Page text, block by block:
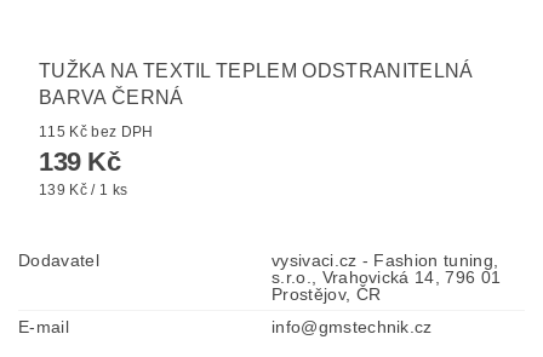
TUŽKA NA TEXTIL TEPLEM ODSTRANITELNÁ
BARVA ČERNÁ
115 Kč bez DPH
139 Kč
139 Kč / 1 ks
Dodavatel
vysivaci.cz - Fashion tuning,
s.r.o., Vrahovická 14, 796 01
Prostějov, ČR
E-mail
info@gmstechnik.cz